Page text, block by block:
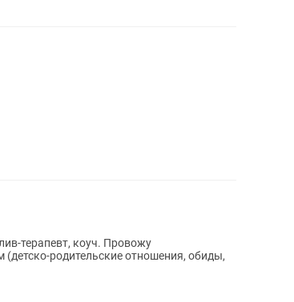
коуч. Провожу
родительские отношения, обиды,